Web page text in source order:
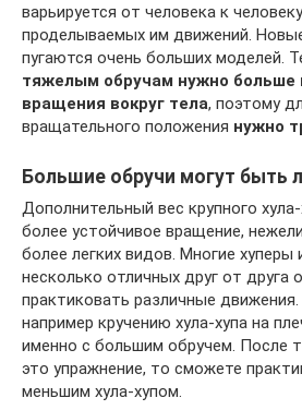
варьируется от человека к
проделываемых им движений.
пугаются очень больших моделей.
тяжелым обручам нужно больше
вращения вокруг тела, поэтому
вращательного положения нужно
Большие обручи могут быть
Дополнительный вес крупного
более устойчивое вращение,
более легких видов. Многие хуперы
несколько отличных друг от друга
практиковать различные
например кручению хула-хупа на
именно с большим обручем. После
это упражнение, то сможете
меньшим хула-хупом.